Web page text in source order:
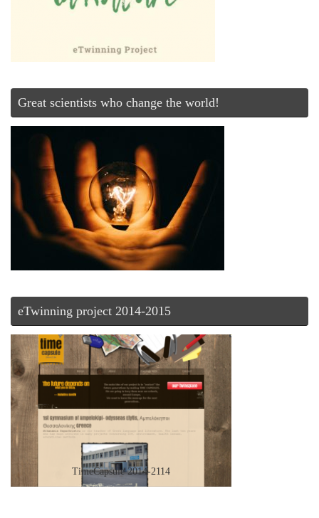
Great scientists who change the world!
eTwinning project 2014-2015
TimeCapsule 2014-2114